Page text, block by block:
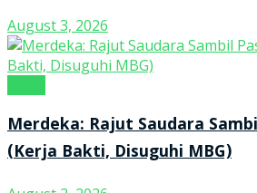
August 3, 2026
Merdeka: Rajut Saudara
(Kerja Bakti, Disuguhi MBG)